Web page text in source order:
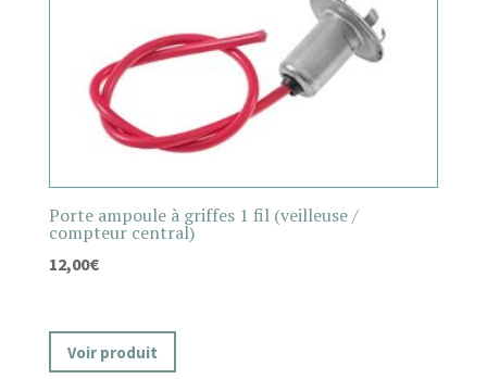
Porte ampoule à griffes 1 fil (veilleuse /
compteur central)
12,00€
Voir produit